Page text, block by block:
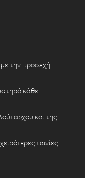
την προσεχή
κάθε
και της
ταινίες